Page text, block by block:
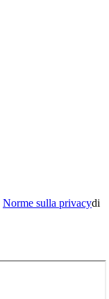
Norme sulla privacydi